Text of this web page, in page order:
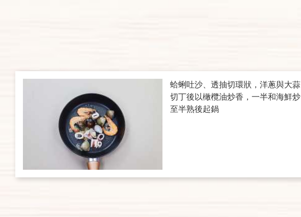
蛤蜊吐沙、透抽切環狀，洋蔥與大蒜
切丁後以橄欖油炒香，一半和海鮮炒
至半熟後起鍋